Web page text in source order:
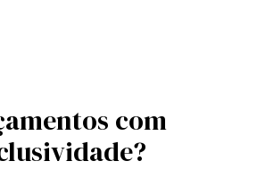
com